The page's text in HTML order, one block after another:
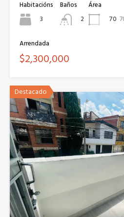
Habitacións
3
Baños
2
Área
70
Arrendada
$2,300,000
Destacado